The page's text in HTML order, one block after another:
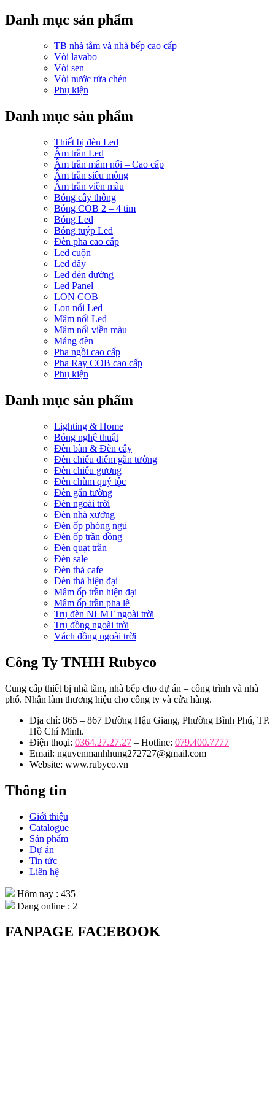
Danh mục sản phẩm
TB nhà tắm và nhà bếp cao cấp
Vòi lavabo
Vòi sen
Vòi nước rửa chén
Phụ kiện
Danh mục sản phẩm
Thiết bị đèn Led
Âm trần Led
Âm trần mâm nổi – Cao cấp
Âm trần siêu mỏng
Âm trần viền màu
Bóng cây thông
Bóng COB 2 – 4 tim
Bóng Led
Bóng tuýp Led
Đèn pha cao cấp
Led cuộn
Led dây
Led đèn đường
Led Panel
LON COB
Lon nổi Led
Mâm nổi Led
Mâm nổi viền màu
Máng đèn
Pha ngồi cao cấp
Pha Ray COB cao cấp
Phụ kiện
Danh mục sản phẩm
Lighting & Home
Bóng nghệ thuật
Đèn bàn & Đèn cây
Đèn chiếu điểm gắn tường
Đèn chiếu gương
Đèn chùm quý tộc
Đèn gắn tường
Đèn ngoài trời
Đèn nhà xưởng
Đèn ốp phòng ngủ
Đèn ốp trần đồng
Đèn quạt trần
Đèn sale
Đèn thả cafe
Đèn thả hiện đại
Mâm ốp trần hiện đại
Mâm ốp trần pha lê
Trụ đèn NLMT ngoài trời
Trụ đồng ngoài trời
Vách đồng ngoài trời
Công Ty TNHH Rubyco
Cung cấp thiết bị nhà tắm, nhà bếp cho dự án – công trình và nhà
phố. Nhận làm thương hiệu cho công ty và cửa hàng.
Địa chỉ: 865 – 867 Đường Hậu Giang, Phường Bình Phú, TP.
Hồ Chí Minh.
Điện thoại: 0364.27.27.27 – Hotline: 079.400.7777
Email: nguyenmanhhung272727@gmail.com
Website: www.rubyco.vn
Thông tin
Giới thiệu
Catalogue
Sản phẩm
Dự án
Tin tức
Liên hệ
Hôm nay : 435
Đang online : 2
FANPAGE FACEBOOK